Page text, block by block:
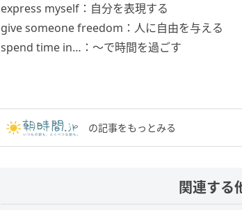
express myself：自分を表現する
give someone freedom：人に自由を与える
spend time in…：～で時間を過ごす
の記事をもっとみる
関連する